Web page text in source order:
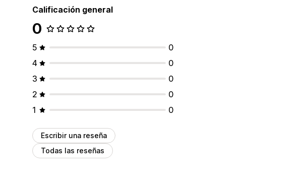
Calificación general
0
5
0
4
0
3
0
2
0
1
0
Escribir una reseña
Todas las reseñas